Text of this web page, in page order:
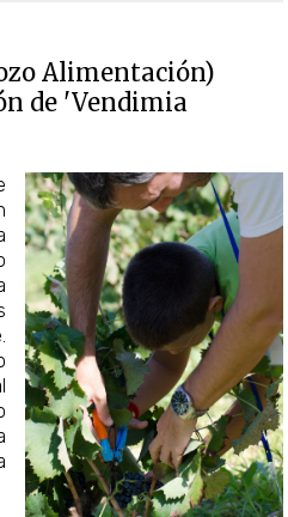
Alimentación)
de 'Vendimia